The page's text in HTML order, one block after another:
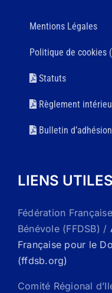
Mentions Légales
Politique de cookies
Statuts
Règlement
Bulletin d’adhésion
LIENS UTILES
Fédération
Bénévole (FFDSB) /
Française pour le
(ffdsb.org)
Comité Régional